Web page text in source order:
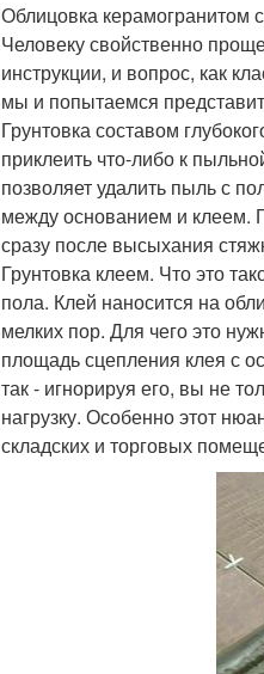
Облицовка керамогранитом
Человеку свойственно
инструкции, и вопрос, как
мы и попытаемся
Грунтовка составом
приклеить что-либо к
позволяет удалить пыль с
между основанием и клеем.
сразу после высыхания
Грунтовка клеем. Что это
пола. Клей наносится на
мелких пор. Для чего это
площадь сцепления клея с
так - игнорируя его, вы не
нагрузку. Особенно этот
складских и торговых